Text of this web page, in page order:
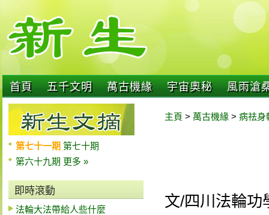
首頁 五千文明 萬古機緣 宇宙奧秘 風雨滄
第七十一期 第七十期
第六十九期 更多 »
即時滾動
法輪大法帶給人些什麼
主頁 > 萬古機緣 > 病祛身
文/四川法輪功